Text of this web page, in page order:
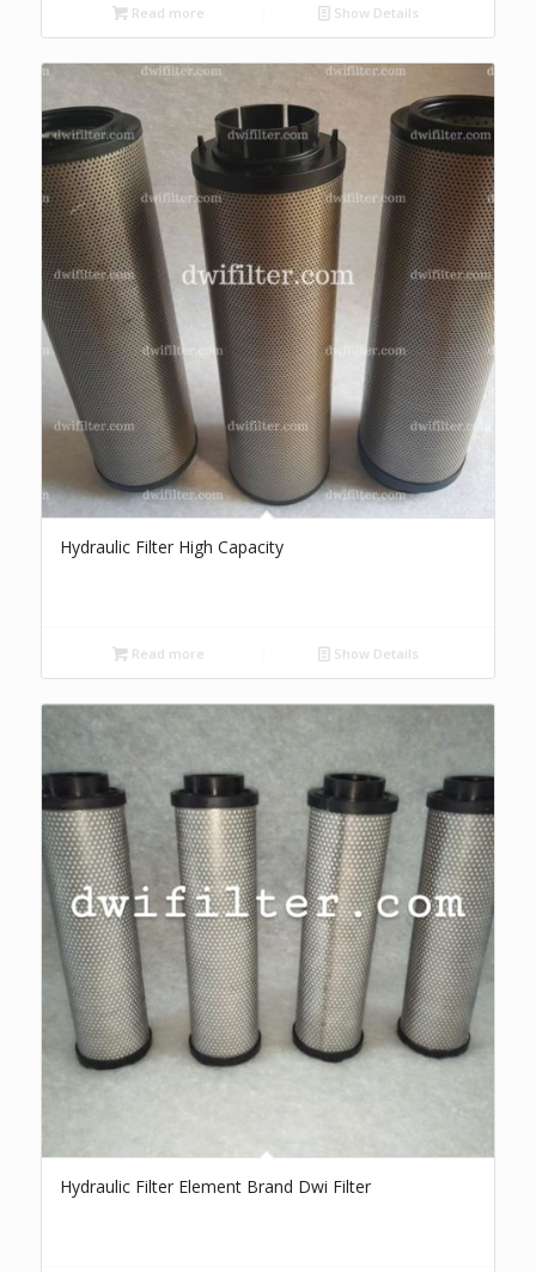
Read more Show Details
Hydraulic Filter High Capacity
Read more Show Details
Hydraulic Filter Element Brand Dwi Filter